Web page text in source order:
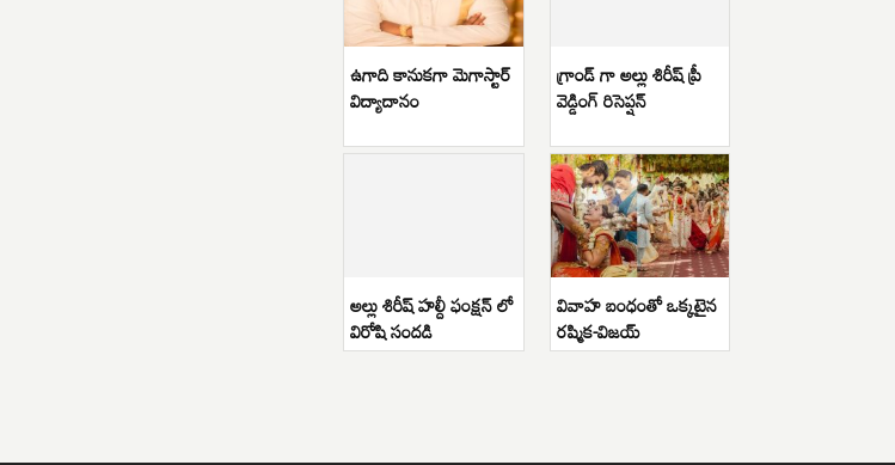
ఉగాది కానుకగా మెగాస్టార్
విద్యాదానం
గ్రాండ్ గా అల్లు శిరీష్ ప్రీ
వెడ్డింగ్ రిసెప్షన్
అల్లు శిరీష్ హల్దీ ఫంక్షన్ లో
విరోషి సందడి
వివాహ బంధంతో ఒక్కటైన
రష్మిక-విజయ్